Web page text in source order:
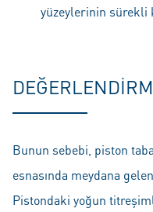
yüzeylerinin sürekli
Bunun sebebi, piston
esnasında meydana
Pistondaki yoğun